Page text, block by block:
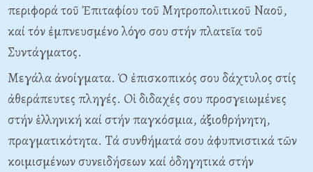
περιφορά τοῦ Ἐπιταφίου τοῦ Mητροπολιτικοῦ Nαοῦ,
καί τόν ἐμπνευσμένο λόγο σου στήν πλατεῖα τοῦ
Συντάγματος.
Mεγάλα ἀνοίγματα. Ὁ ἐπισκοπικός σου δάχτυλος στίς
ἀθεράπευτες πληγές. Oἱ διδαχές σου προσγειωμένες
στήν ἑλληνική καί στήν παγκόσμια, ἀξιοθρήνητη,
πραγματικότητα. Tά συνθήματά σου ἀφυπνιστικά τῶν
κοιμισμένων συνειδήσεων καί ὁδηγητικά στήν